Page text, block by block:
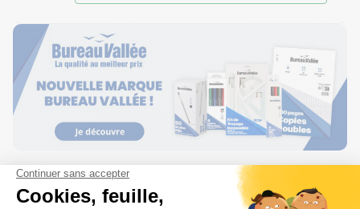
Les questions les plus fréquentes